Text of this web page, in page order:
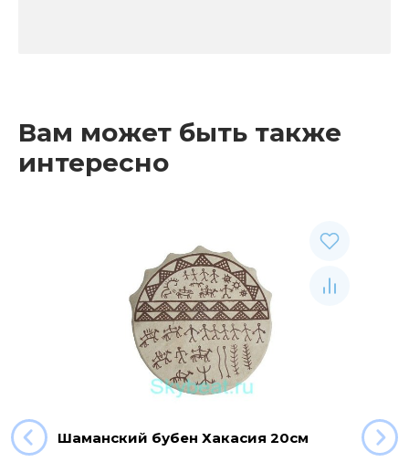
Вам может быть также
интересно
Шаманский бубен Хакасия 20см